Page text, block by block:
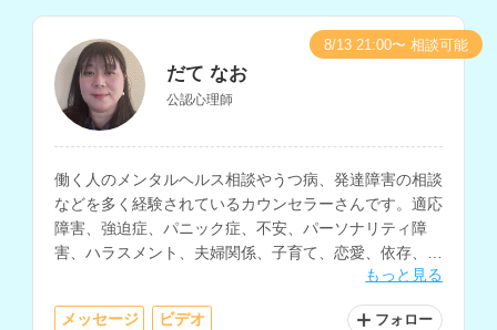
だて なお
公認心理師
働く人のメンタルヘルス相談やうつ病、発達障害の相談
などを多く経験されているカウンセラーさんです。適応
障害、強迫症、パニック症、不安、パーソナリティ障
害、ハラスメント、夫婦関係、子育て、恋愛、依存、海
外生活の悩みなど、様々な相談内容に対応されていま
もっと見る
メッセージ ビデオ フォロー
8/13 21:00〜 相談可能